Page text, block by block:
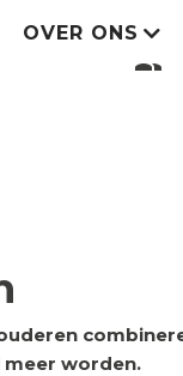
group
OVER ONS
meer worden.